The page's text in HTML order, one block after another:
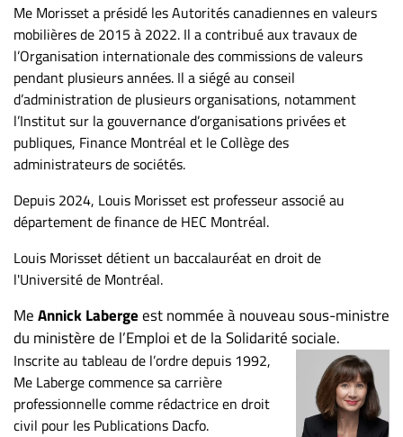
Me Morisset a présidé les Autorités canadiennes en valeurs
mobilières de 2015 à 2022. Il a contribué aux travaux de
l’Organisation internationale des commissions de valeurs
pendant plusieurs années. Il a siégé au conseil
d’administration de plusieurs organisations, notamment
l’Institut sur la gouvernance d’organisations privées et
publiques, Finance Montréal et le Collège des
administrateurs de sociétés.
Depuis 2024, Louis Morisset est professeur associé au
département de finance de HEC Montréal.
Louis Morisset détient un baccalauréat en droit de
l'Université de Montréal.
MeAnnick Labergeest nommée à nouveau sous-ministre
du ministère de l’Emploi et de la Solidarité sociale.
Inscrite au tableau de l’ordre depuis 1992,
Me Laberge commence sa carrière
professionnelle comme rédactrice en droit
civil pour les Publications Dacfo.